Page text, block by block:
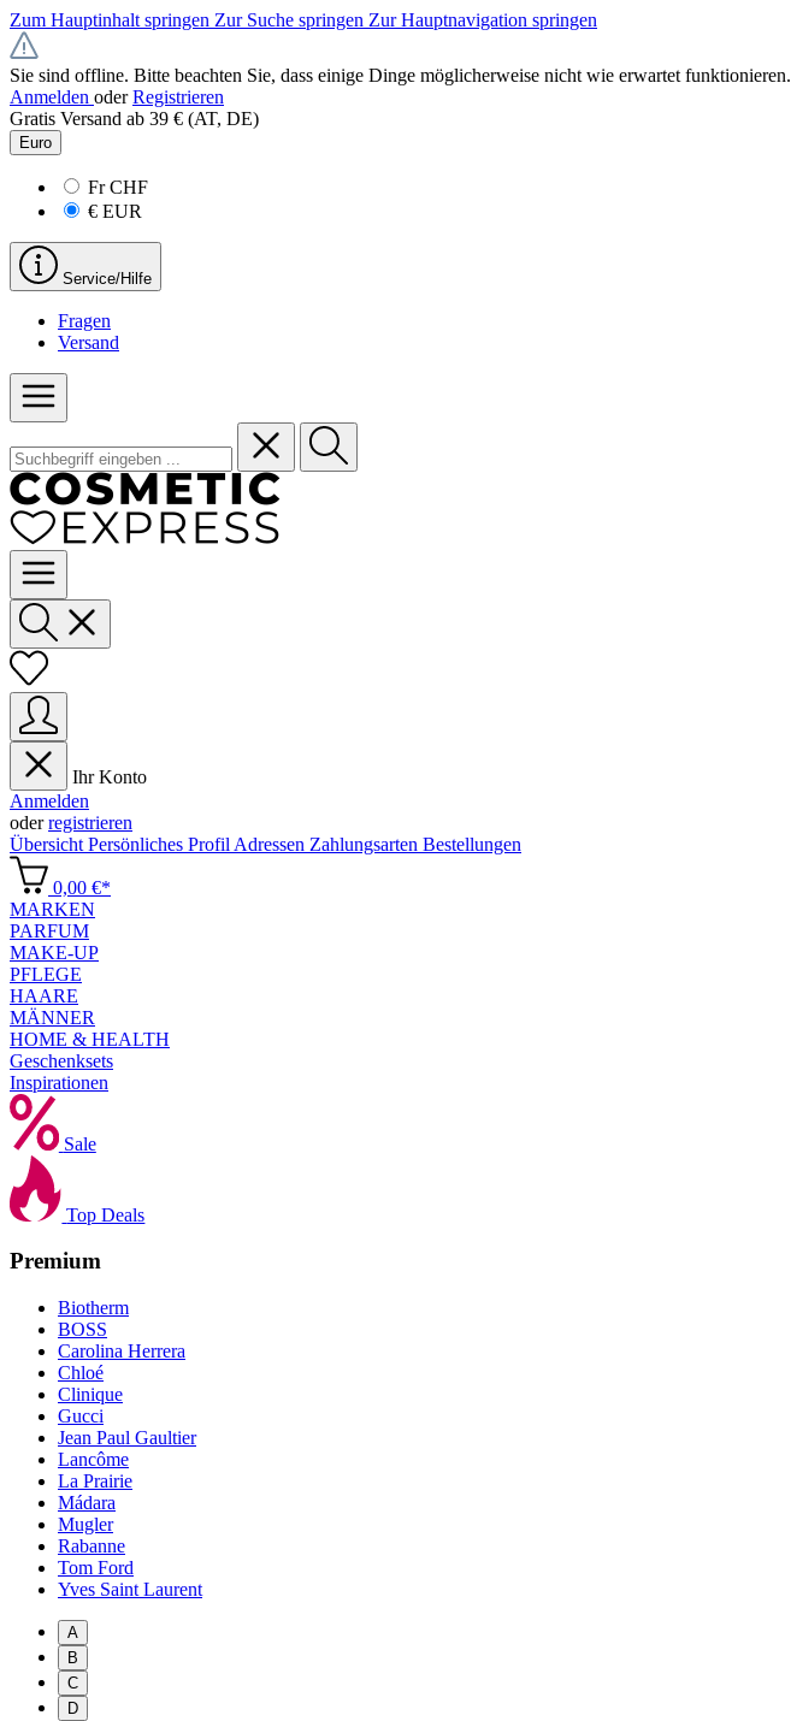
Zum Hauptinhalt springen Zur Suche springen Zur Hauptnavigation springen
Sie sind offline. Bitte beachten Sie, dass einige Dinge möglicherweise nicht wie erwartet funktionieren.
Anmelden oder Registrieren
Gratis Versand ab 39 € (AT, DE)
Euro
FrCHF
€ EUR
Service/Hilfe
Fragen
Versand
Ihr Konto
Anmelden
oderregistrieren
Übersicht Persönliches Profil Adressen Zahlungsarten Bestellungen
0,00 €*
MARKEN
PARFUM
MAKE-UP
PFLEGE
HAARE
MÄNNER
HOME & HEALTH
Geschenksets
Inspirationen
Sale
Top Deals
Premium
Biotherm
BOSS
Carolina Herrera
Chloé
Clinique
Gucci
Jean Paul Gaultier
Lancôme
La Prairie
Mádara
Mugler
Rabanne
Tom Ford
Yves Saint Laurent
A
B
C
D